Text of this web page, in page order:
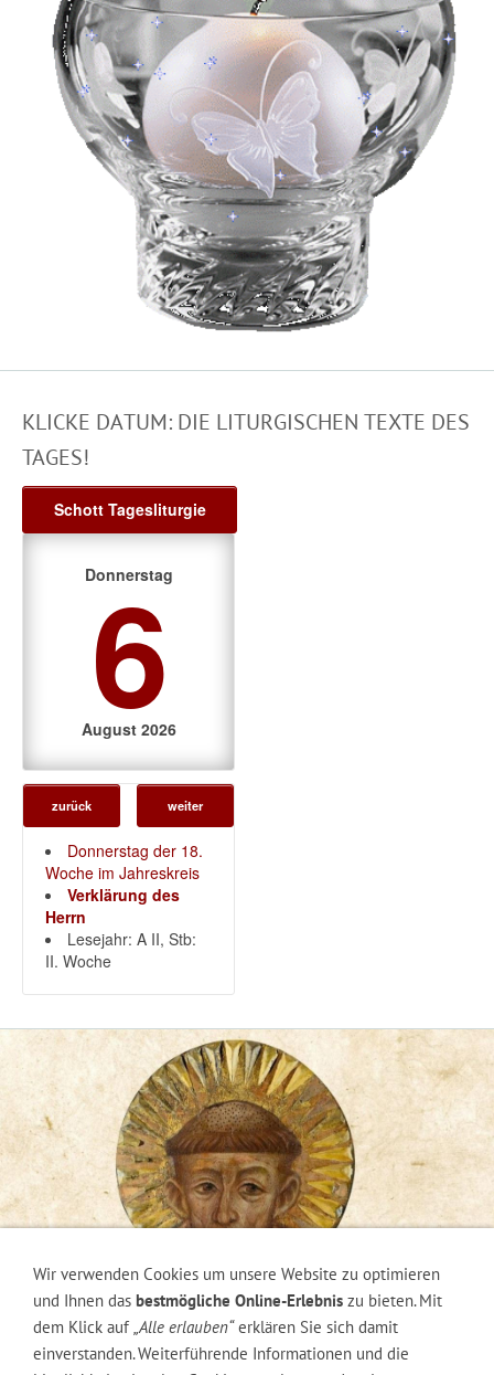
KLICKE DATUM: DIE LITURGISCHEN TEXTE DES
TAGES!
Schott Tagesliturgie
Donnerstag
6
August 2026
zurück weiter
Donnerstag der 18.
Woche im Jahreskreis
Verklärung des
Herrn
Lesejahr: A II, Stb:
II. Woche
Wir verwenden Cookies um unsere Website zu optimieren
und Ihnen das bestmögliche Online-Erlebnis zu bieten. Mit
dem Klick auf „Alle erlauben“erklären Sie sich damit
einverstanden. Weiterführende Informationen und die